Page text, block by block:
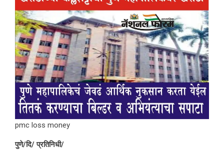
pmc loss money
पुणे/दि/ प्रतिनिधी/